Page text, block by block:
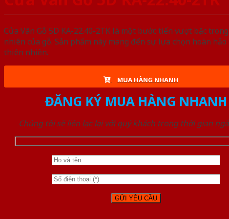
Cửa Vân Gỗ 5D KA-22.40-2TK là một bước tiến vượt bậc
nhiên của gỗ. Sản phẩm này mang đến sự lựa chọn hoàn
thiên nhiên.
MUA HÀNG NHANH
ĐĂNG KÝ MUA HÀNG NHANH
Chúng tôi sẽ liên lạc lại với quý khách trong thời gian